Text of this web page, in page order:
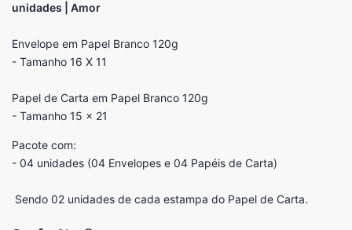
unidades | Amor
Envelope em Papel Branco 120g
- Tamanho 16 X 11
Papel de Carta em Papel Branco 120g
- Tamanho 15 x 21
Pacote com:
- 04 unidades (04 Envelopes e 04 Papéis de Carta)
Sendo 02 unidades de cada estampa do Papel de Carta.